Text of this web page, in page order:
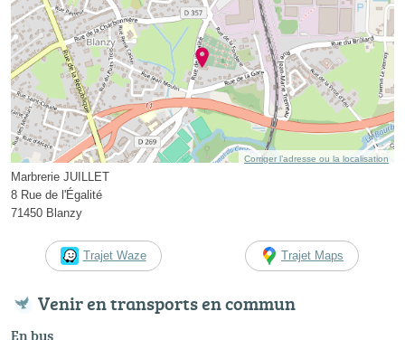
Corriger l’adresse ou la localisation
Marbrerie JUILLET
8 Rue de l'Égalité
71450 Blanzy
Trajet Waze Trajet Maps
Venir en transports en commun
En bus